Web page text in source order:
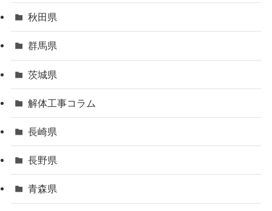
秋田県
群馬県
茨城県
解体工事コラム
長崎県
長野県
青森県